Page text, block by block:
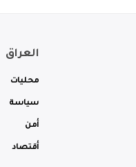
العراق
محليات
سياسة
أمن
أقتصاد